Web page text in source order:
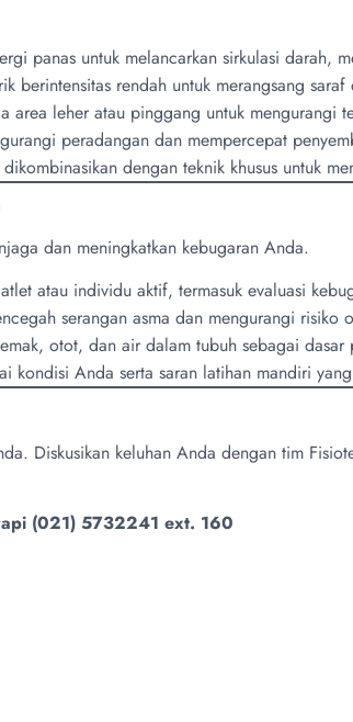
panas untuk melancarkan sirkulasi darah,
berintensitas rendah untuk merangsang
area leher atau pinggang untuk mengurangi
peradangan dan mempercepat
dengan teknik khusus untuk
dan meningkatkan kebugaran Anda.
atau individu aktif, termasuk evaluasi
serangan asma dan mengurangi risiko
otot, dan air dalam tubuh sebagai dasar
kondisi Anda serta saran latihan mandiri
Diskusikan keluhan Anda dengan tim
(021) 5732241 ext. 160